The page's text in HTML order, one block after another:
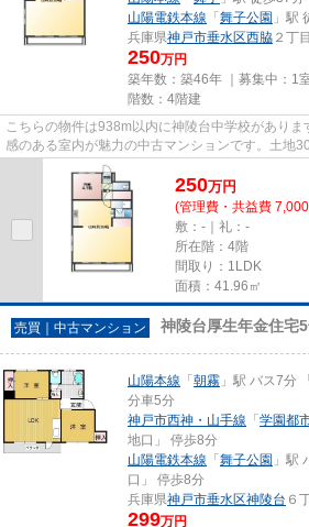
山陽電鉄本線 「 舞子公園 」駅
兵庫県神戸市垂水区西脇 ２丁目
250万円
築年数：築46年 ｜募集中： 1
階数：4階建
こちらの物件は938m以内に神陵台中学校があり
感のある室内が魅力の中古マンションです。土地
もあなた次第です。不動産情報を...
250万円
(管理費・共益費
敷：-｜礼：-
所在階：4階
間取り：1LDK
面積：41.96㎡
売買｜中古マンション 神陵台厚生年金住
山陽本線 「 朝霧 」駅 バス7分
分車5分
神戸市西神・山手線 「 学園都
地口」 停歩8分
山陽電鉄本線 「 舞子公園 」駅
口」 停歩8分
兵庫県神戸市垂水区神陵台 ６
299万円